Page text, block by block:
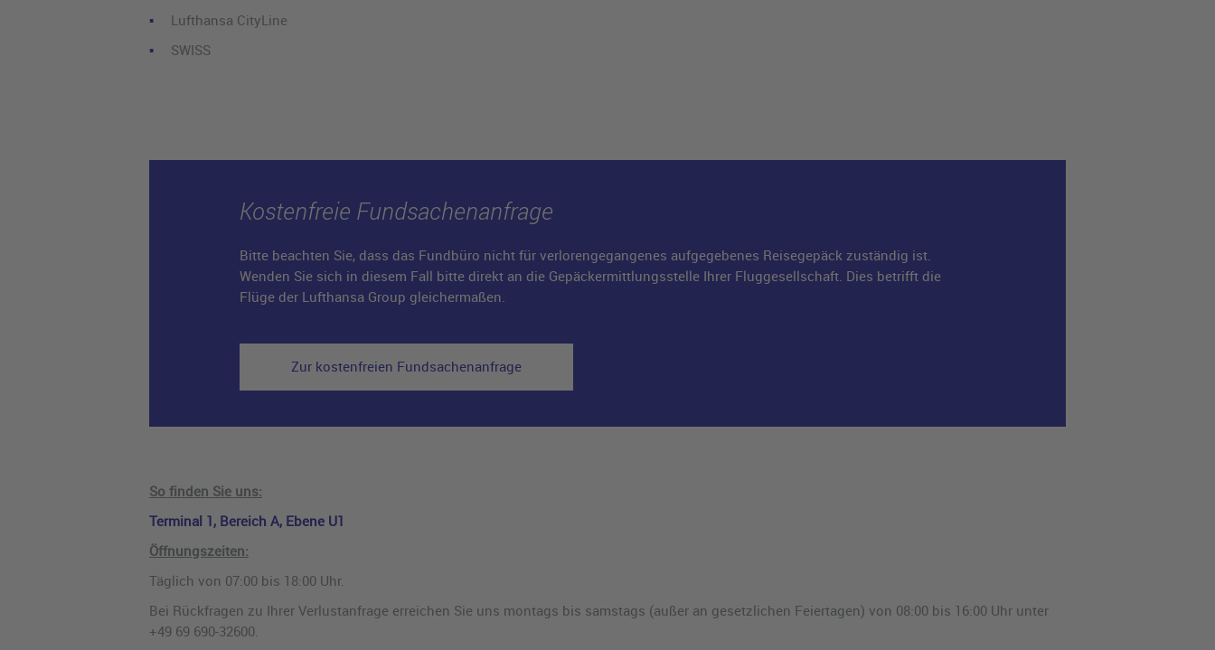
Lufthansa CityLine
SWISS
Kostenfreie Fundsachenanfrage
Bitte beachten Sie, dass das Fundbüro nicht für verlorengegangenes aufgegebenes Reisegepäck zuständig ist.
Wenden Sie sich in diesem Fall bitte direkt an die Gepäckermittlungsstelle Ihrer Fluggesellschaft. Dies betrifft die
Flüge der Lufthansa Group gleichermaßen.
Zur kostenfreien Fundsachenanfrage
So finden Sie uns:
Terminal 1, Bereich A, Ebene U1
Öffnungszeiten:
Täglich von 07:00 bis 18:00 Uhr.
Bei Rückfragen zu Ihrer Verlustanfrage erreichen Sie uns montags bis samstags (außer an gesetzlichen Feiertagen) von 08:00 bis 16:00 Uhr unter
+49 69 690-32600.